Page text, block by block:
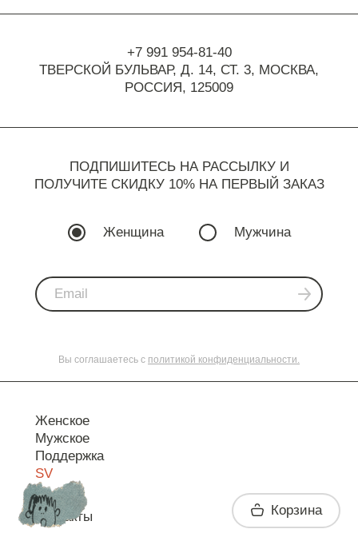
+7 991 954-81-40
ТВЕРСКОЙ БУЛЬВАР, Д. 14, СТ. 3, МОСКВА,
РОССИЯ, 125009
ПОДПИШИТЕСЬ НА РАССЫЛКУ И
ПОЛУЧИТЕ СКИДКУ 10% НА ПЕРВЫЙ ЗАКАЗ
Женщина Мужчина
Вы соглашаетесь с политикой конфиденциальности.
Женское
Мужское
Поддержка
SV
Контакты Корзина